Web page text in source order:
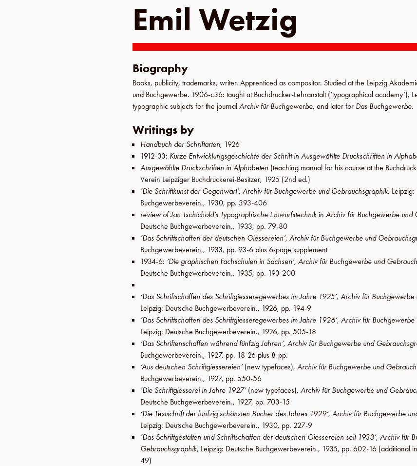
Emil Wetzig
Biography
Books, publicity, trademarks, writer. Apprenticed as compositor. Studied at the Leipzig
und Buchgewerbe. 1906-c36: taught atBuchdrucker-Lehranstalt(‘typographical academy’),
typographic subjects for the journalArchiv für Buchgewerbe, and later for Das Buchgewerbe.
Writings by
Handbuch der Schriftarten, 1926
1912-33: Kurze Entwicklungsgeschichte der Schrift in Ausgewählte Druckschriften in
Ausgewählte Druckschriften in Alphabeten (teaching manual for his course at the
Verein Leipziger Buchdruckerei-Besitzer, 1925 (2nd ed.)
‘Die Schriftkunst der Gegenwart’, Archiv für Buchgewerbe und Gebrauchsgraphik, Leipzig:
Buchgewerbeverein., 1930, pp. 393-406
review of Jan Tschichold’s Typographische Entwurfstechnik in Archiv für Buchgewerbe und
Deutsche Buchgewerbeverein., 1933, pp. 79-80
‘Das Schriftschaffen der deutschen Giessereien’, Archiv für Buchgewerbe und
Buchgewerbeverein., 1933, pp. 93-6 plus 6-page supplement
1934-6: ‘Die graphischen Fachschulen in Sachsen’, Archiv für Buchgewerbe und
Deutsche Buchgewerbeverein., 1935, pp. 193-200
‘Das Schriftschaffen des Schriftgiesseregewerbes im Jahre 1925’, Archiv für
Leipzig: Deutsche Buchgewerbeverein., 1926, pp. 194-9
‘Das Schriftschaffen des Schriftgiesseregewerbes im Jahre 1926’, Archiv für
Leipzig: Deutsche Buchgewerbeverein., 1926, pp. 505-18
‘Das Schriftenschaffen während fünfzig Jahren’, Archiv für Buchgewerbe und
Buchgewerbeverein., 1927, pp. 18-26 plus 8-pp.
‘Aus deutschen Schriftgiessereien’(new typefaces), Archiv für Buchgewerbe und
Buchgewerbeverein., 1927, pp. 550-56
‘Die Schriftgiesserei in Jahre 1927’(new typefaces), Archiv für Buchgewerbe und
Deutsche Buchgewerbeverein., 1927, pp. 703-15
‘Die Textschrift der funfzig schönsten Bucher des Jahres 1929’, Archiv für Buchgewerbe
Leipzig: Deutsche Buchgewerbeverein., 1930, pp. 227-9
‘Das Schriftgestalten und Schriftschaffen der deutschen Giessereien seit 1933’, Archiv für
Gebrauchsgraphik, Leipzig: Deutsche Buchgewerbeverein., 1935, pp. 602-16 (additional
49)